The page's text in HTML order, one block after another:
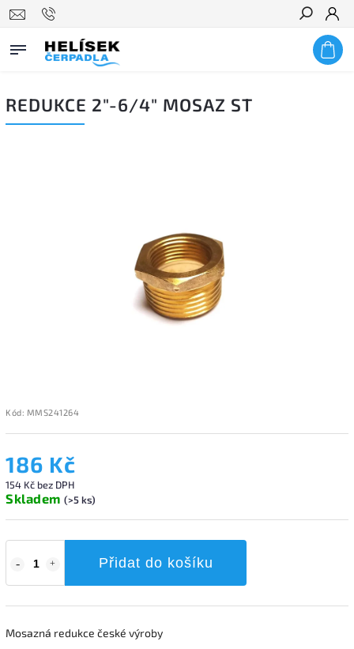
Hledat
REDUKCE 2"-6/4" MOSAZ ST
Kód: MMS241264
186 Kč
154 Kč bez DPH
Skladem (>5 ks)
Přidat do košíku
Mosazná redukce české výroby